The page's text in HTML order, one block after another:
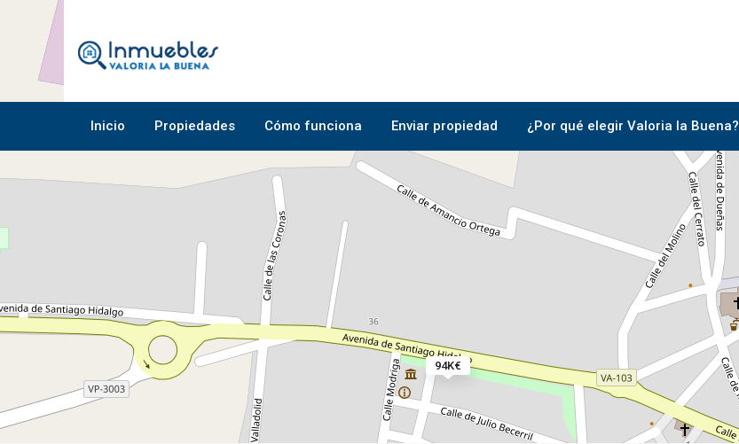
Inicio Propiedades Cómo funciona Enviar propiedad ¿Por qué elegir Valoria la Buena?
94K€